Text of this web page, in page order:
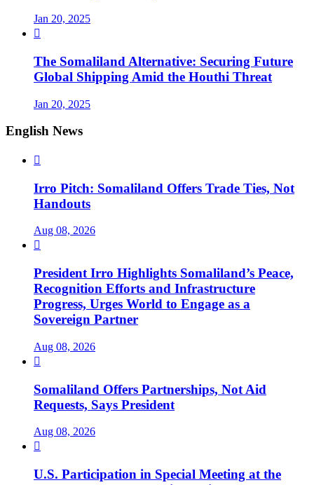
Jan 20, 2025

The Somaliland Alternative: Securing Future
Global Shipping Amid the Houthi Threat
Jan 20, 2025
English News

Irro Pitch: Somaliland Offers Trade Ties, Not
Handouts
Aug 08, 2026

President Irro Highlights Somaliland’s Peace,
Recognition Efforts and Infrastructure
Progress, Urges World to Engage as a
Sovereign Partner
Aug 08, 2026

Somaliland Offers Partnerships, Not Aid
Requests, Says President
Aug 08, 2026

U.S. Participation in Special Meeting at the